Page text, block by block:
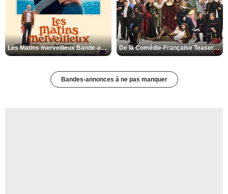
Les Matins merveilleux Bande-annonce VF De la Comédie-Française Teaser VF
Bandes-annonces à ne pas manquer